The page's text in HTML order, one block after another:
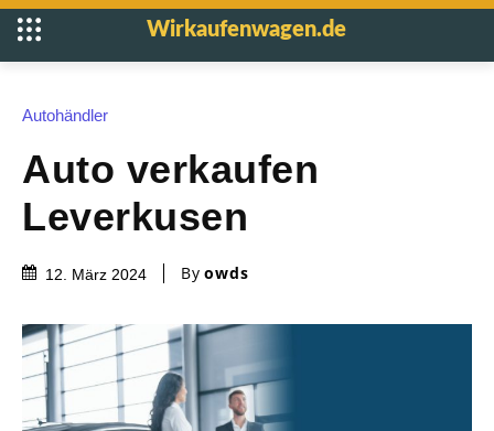
Wirkaufenwagen.de
Autohändler
Auto verkaufen
Leverkusen
12. März 2024 By owds